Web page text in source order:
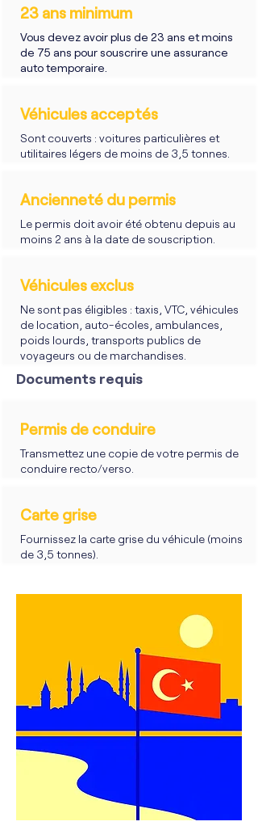
23 ans minimum
Vous devez avoir plus de 23 ans et moins
de 75 ans pour souscrire une assurance
auto temporaire.
Véhicules acceptés
Sont couverts : voitures particulières et
utilitaires légers de moins de 3,5 tonnes.
Ancienneté du permis
Le permis doit avoir été obtenu depuis au
moins 2 ans à la date de souscription.
Véhicules exclus
Ne sont pas éligibles : taxis, VTC, véhicules
de location, auto-écoles, ambulances,
poids lourds, transports publics de
voyageurs ou de marchandises.
Documents requis
Permis de conduire
Transmettez une copie de votre permis de
conduire recto/verso.
Carte grise
Fournissez la carte grise du véhicule (moins
de 3,5 tonnes).​